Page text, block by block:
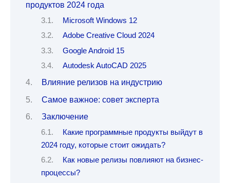
продуктов 2024 года
Microsoft Windows 12
Adobe Creative Cloud 2024
Google Android 15
Autodesk AutoCAD 2025
Влияние релизов на индустрию
Самое важное: совет эксперта
Заключение
Какие программные продукты выйдут в
2024 году, которые стоит ожидать?
Как новые релизы повлияют на бизнес-
процессы?